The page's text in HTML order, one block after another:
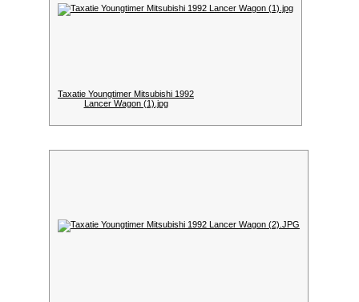
Taxatie Youngtimer Mitsubishi 1992
Lancer Wagon (1).jpg